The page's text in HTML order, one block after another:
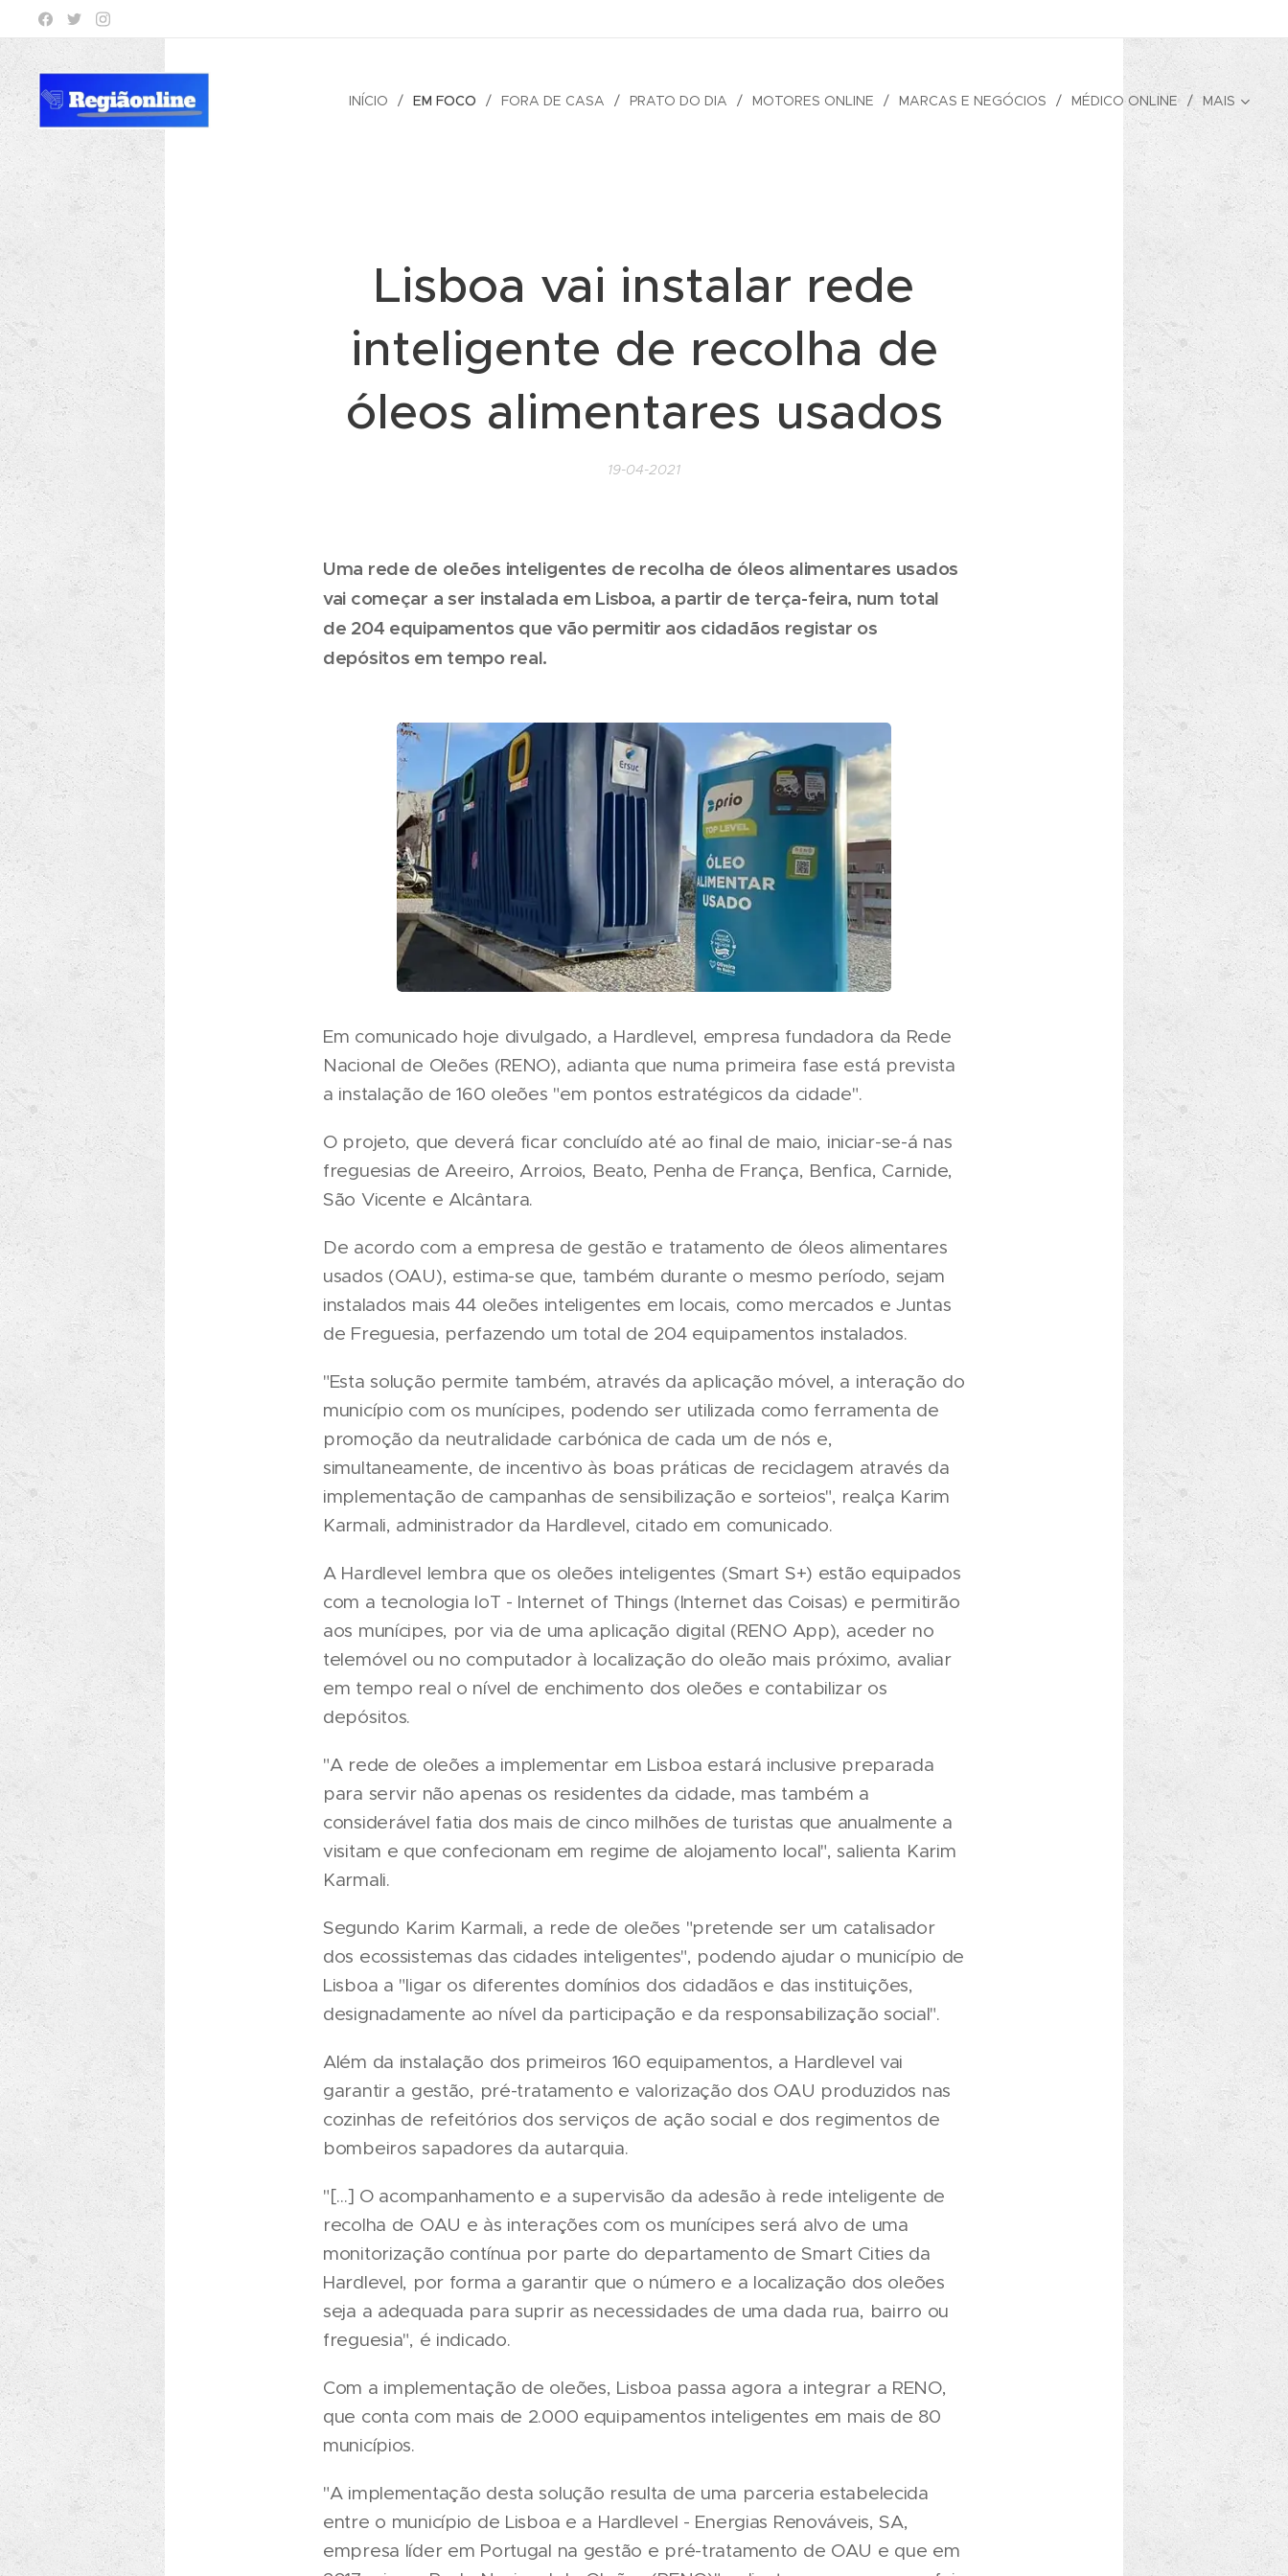
INÍCIO EM FOCO FORA DE CASA PRATO DO DIA MOTORES ONLINE MARCAS E NEGÓCIOS MÉDICO ONLINE MAIS
Lisboa vai instalar rede
inteligente de recolha de
óleos alimentares usados
19-04-2021
Uma rede de oleões inteligentes de recolha de óleos alimentares usados
vai começar a ser instalada em Lisboa, a partir de terça-feira, num total
de 204 equipamentos que vão permitir aos cidadãos registar os
depósitos em tempo real.
Em comunicado hoje divulgado, a Hardlevel, empresa fundadora da Rede
Nacional de Oleões (RENO), adianta que numa primeira fase está prevista
a instalação de 160 oleões "em pontos estratégicos da cidade".
O projeto, que deverá ficar concluído até ao final de maio, iniciar-se-á nas
freguesias de Areeiro, Arroios, Beato, Penha de França, Benfica, Carnide,
São Vicente e Alcântara.
De acordo com a empresa de gestão e tratamento de óleos alimentares
usados (OAU), estima-se que, também durante o mesmo período, sejam
instalados mais 44 oleões inteligentes em locais, como mercados e Juntas
de Freguesia, perfazendo um total de 204 equipamentos instalados.
"Esta solução permite também, através da aplicação móvel, a interação do
município com os munícipes, podendo ser utilizada como ferramenta de
promoção da neutralidade carbónica de cada um de nós e,
simultaneamente, de incentivo às boas práticas de reciclagem através da
implementação de campanhas de sensibilização e sorteios", realça Karim
Karmali, administrador da Hardlevel, citado em comunicado.
A Hardlevel lembra que os oleões inteligentes (Smart S+) estão equipados
com a tecnologia IoT - Internet of Things (Internet das Coisas) e permitirão
aos munícipes, por via de uma aplicação digital (RENO App), aceder no
telemóvel ou no computador à localização do oleão mais próximo, avaliar
em tempo real o nível de enchimento dos oleões e contabilizar os
depósitos.
"A rede de oleões a implementar em Lisboa estará inclusive preparada
para servir não apenas os residentes da cidade, mas também a
considerável fatia dos mais de cinco milhões de turistas que anualmente a
visitam e que confecionam em regime de alojamento local", salienta Karim
Karmali.
Segundo Karim Karmali, a rede de oleões "pretende ser um catalisador
dos ecossistemas das cidades inteligentes", podendo ajudar o município de
Lisboa a "ligar os diferentes domínios dos cidadãos e das instituições,
designadamente ao nível da participação e da responsabilização social".
Além da instalação dos primeiros 160 equipamentos, a Hardlevel vai
garantir a gestão, pré-tratamento e valorização dos OAU produzidos nas
cozinhas de refeitórios dos serviços de ação social e dos regimentos de
bombeiros sapadores da autarquia.
"[...] O acompanhamento e a supervisão da adesão à rede inteligente de
recolha de OAU e às interações com os munícipes será alvo de uma
monitorização contínua por parte do departamento de Smart Cities da
Hardlevel, por forma a garantir que o número e a localização dos oleões
seja a adequada para suprir as necessidades de uma dada rua, bairro ou
freguesia", é indicado.
Com a implementação de oleões, Lisboa passa agora a integrar a RENO,
que conta com mais de 2.000 equipamentos inteligentes em mais de 80
municípios.
"A implementação desta solução resulta de uma parceria estabelecida
entre o município de Lisboa e a Hardlevel - Energias Renováveis, SA,
empresa líder em Portugal na gestão e pré-tratamento de OAU e que em